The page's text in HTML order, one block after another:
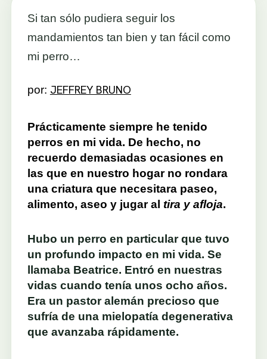
Si tan sólo pudiera seguir los
mandamientos tan bien y tan fácil como
mi perro…
por: JEFFREY BRUNO
Prácticamente siempre he tenido
perros en mi vida. De hecho, no
recuerdo demasiadas ocasiones en
las que en nuestro hogar no rondara
una criatura que necesitara paseo,
alimento, aseo y jugar al tira y afloja.
Hubo un perro en particular que tuvo
un profundo impacto en mi vida. Se
llamaba Beatrice. Entró en nuestras
vidas cuando tenía unos ocho años.
Era un pastor alemán precioso que
sufría de una mielopatía degenerativa
que avanzaba rápidamente.